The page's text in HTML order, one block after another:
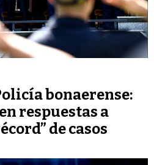
bonaerense:
respuestas a
de casos